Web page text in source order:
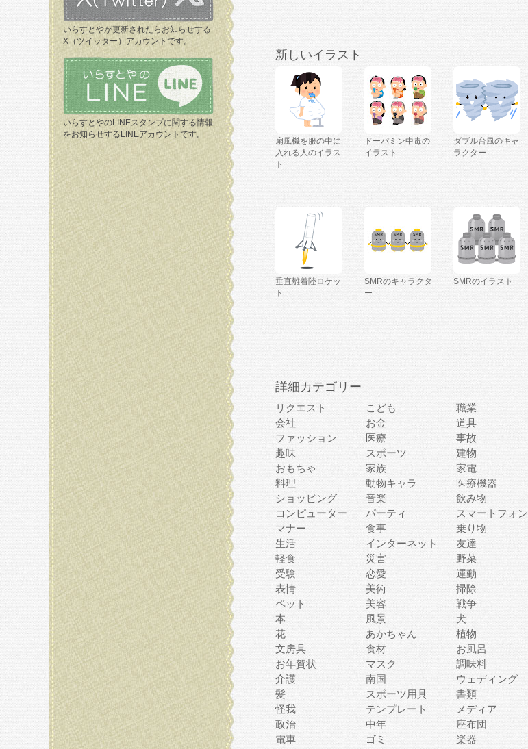
いらすとやが更新されたらお知らせする
X（ツイッター）アカウントです。
いらすとやのLINEスタンプに関する情報
をお知らせするLINEアカウントです。
新しいイラスト
扇風機を服の中に
入れる人のイラス
ト
ドーパミン中毒の
イラスト
ダブル台風のキャ
ラクター
垂直離着陸ロケッ
ト
SMRのキャラクタ
ー
SMRのイラスト
詳細カテゴリー
リクエスト こども 職業
会社
お金 道具
ファッション
医療 事故
趣味
スポーツ 建物
おもちゃ
家族 家電
料理
動物キャラ 医療機器
ショッピング
音楽 飲み物
コンピューター
パーティ スマートフォン
マナー
食事 乗り物
生活
インターネット 友達
軽食
災害 野菜
受験
恋愛 運動
表情
美術 掃除
ペット
美容 戦争
本
風景 犬
花
あかちゃん 植物
文房具
食材 お風呂
お年賀状
マスク 調味料
介護
南国 ウェディング
髪
スポーツ用具 書類
怪我
テンプレート メディア
政治
中年 座布団
電車
ゴミ 楽器